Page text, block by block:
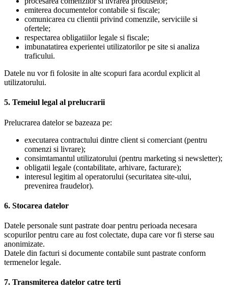
emiterea documentelor contabile si fiscale;
comunicarea cu clientii privind comenzile, serviciile si
ofertele;
respectarea obligatiilor legale si fiscale;
imbunatatirea experientei utilizatorilor pe site si analiza
traficului.
Datele nu vor fi folosite in alte scopuri fara acordul explicit al
utilizatorului.
5. Temeiul legal al prelucrarii
Prelucrarea datelor se bazeaza pe:
executarea contractului dintre client si comerciant (pentru
comenzi si livrare);
consimtamantul utilizatorului (pentru marketing si newsletter);
obligatii legale (contabilitate, arhivare, facturare);
interesul legitim al operatorului (securitatea site-ului,
prevenirea fraudelor).
6. Stocarea datelor
Datele personale sunt pastrate doar pentru perioada necesara
scopurilor pentru care au fost colectate, dupa care vor fi sterse sau
anonimizate.
Datele din facturi si documente contabile sunt pastrate conform
termenelor legale.
7. Transmiterea datelor catre terti